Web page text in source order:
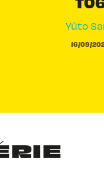
Yûto
16/09/